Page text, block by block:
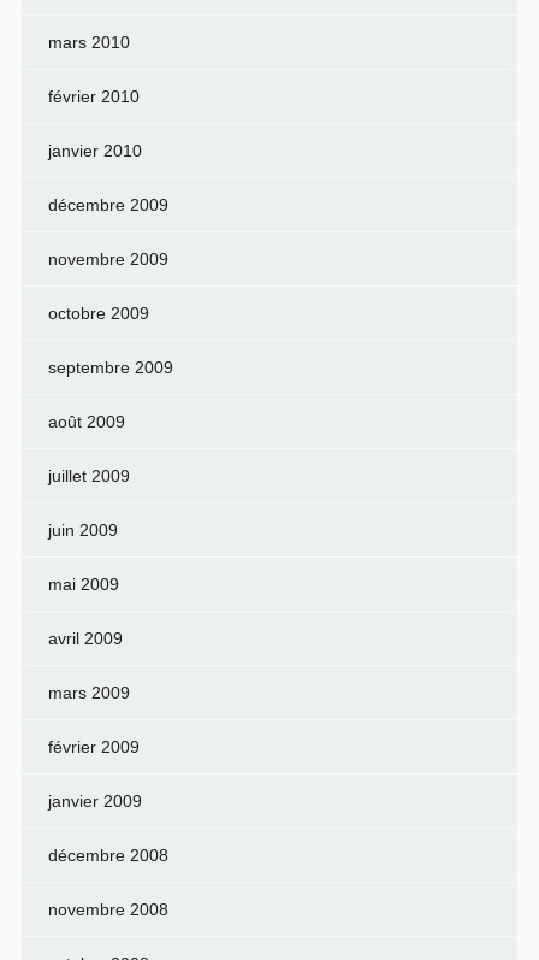
mars 2010
février 2010
janvier 2010
décembre 2009
novembre 2009
octobre 2009
septembre 2009
août 2009
juillet 2009
juin 2009
mai 2009
avril 2009
mars 2009
février 2009
janvier 2009
décembre 2008
novembre 2008